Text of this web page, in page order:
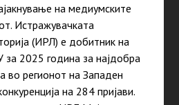
на медиумските
Истражувачката
(ИРЛ) е добитник на
за 2025 година за најдобра
во регионот на Западен
на 284 пријави.